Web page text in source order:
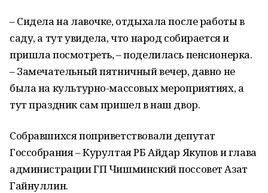
– Сидела на лавочке, отдыхала после работы в
саду, а тут увидела, что народ собирается и
пришла посмотреть, – поделилась пенсионерка.
– Замечательный пятничный вечер, давно не
была на культурно-массовых мероприятиях, а
тут праздник сам пришел в наш двор.
Собравшихся поприветствовали депутат
Госсобрания – Курултая РБ Айдар Якупов и глава
администрации ГП Чишминский поссовет Азат
Гайнуллин.